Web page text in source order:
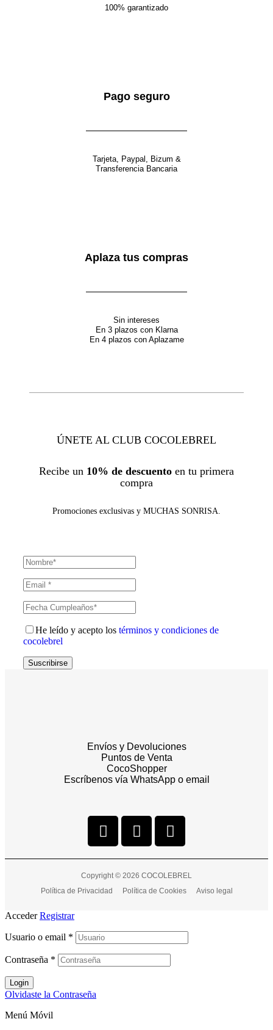
100% garantizado
Pago seguro
Tarjeta, Paypal, Bizum &
Transferencia Bancaria
Aplaza tus compras
Sin intereses
En 3 plazos con Klarna
En 4 plazos con Aplazame
ÚNETE AL CLUB COCOLEBREL
Recibe un 10% de descuento en tu primera
compra
Promociones exclusivas y MUCHAS SONRISA.
He leído y acepto los términos y condiciones de
cocolebrel
Suscribirse
Envíos y Devoluciones
Puntos de Venta
CocoShopper
Escríbenos vía WhatsApp o email
Copyright © 2026 COCOLEBREL
Política de Privacidad
Política de Cookies Aviso legal
Acceder Registrar
Usuario o email *
Contraseña *
Login
Olvidaste la Contraseña
Menú Móvil